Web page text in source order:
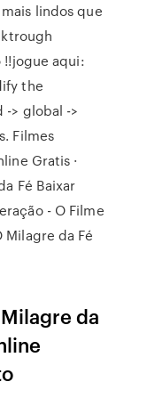
lindos que
aqui:
the
> global ->
Filmes
Gratis ·
Fé Baixar
- O Filme
da Fé
da